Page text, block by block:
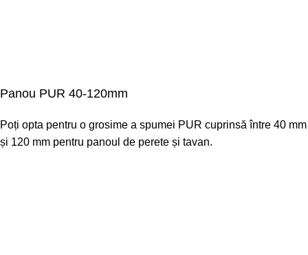
Panou PUR 40-120mm
Poți opta pentru o grosime a spumei PUR cuprinsă între 40 mm
și 120 mm pentru panoul de perete și tavan.